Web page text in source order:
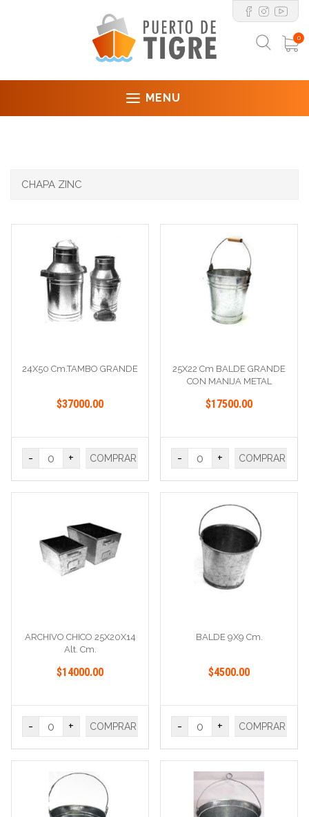
0
MENU
CHAPA ZINC
24X50 Cm.TAMBO GRANDE
$37000.00
- + COMPRAR
25X22 Cm BALDE GRANDE
CON MANIJA METAL
$17500.00
- + COMPRAR
ARCHIVO CHICO 25X20X14
Alt. Cm.
$14000.00
- + COMPRAR
BALDE 9X9 Cm.
$4500.00
- + COMPRAR